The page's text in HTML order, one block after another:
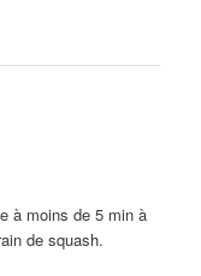
à moins de 5 min à
de squash.